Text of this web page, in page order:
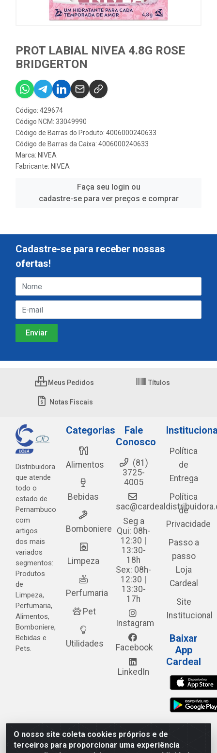
PROT LABIAL NIVEA 4.8G ROSE
BRIDGERTON
Código: 429674
Código NCM: 33049990
Código de Barras do Produto: 4006000240633
Código de Barras da Caixa: 4006000240633
Marca: NIVEA
Fabricante: NIVEA
Faça seu login ou
cadastre-se para ver preços e comprar
O nosso site coleta cookies próprios e de
terceiros para proporcionar uma experiência
Cadastre-se para receber nossas
ofertas!
Meus Pedidos Títulos
Notas Fiscais
Distribuidora
que atende
todo o
estado de
Pernambuco
com
artigos
dos mais
variados
segmentos:
Produtos
de
Limpeza,
Perfumaria,
Alimentos,
Bomboniere,
Bebidas e
Pets.
Categorias
Alimentos
Bebidas
Bomboniere
Limpeza
Perfumaria
Pet
Utilidades
Fale
Conosco
(81)
3725-
4005
Seg a
Qui: 08h-
12:30 |
13:30-
18h
Sex: 08h-
12:30 |
13:30-
17h
Instagram
Facebook
LinkedIn
Política
de
Entrega
Política
de
Privacidade
Passo a
passo
Loja
Cardeal
Site
Institucional
Baixar
App
Cardeal
Cardeal Distribuidora - Estrada Alto do Moura, 582 - Alto
do Moura - Caruaru/PE - CEP 55.040-120 - CNPJ